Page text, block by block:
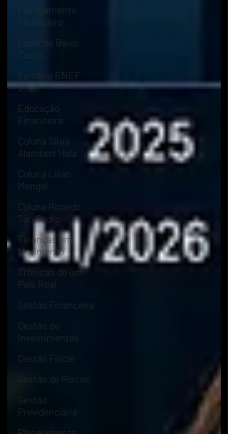
Planejamento
Financeiro
Lazer de Baixo
Custo
Semana ENEF
2026
Educação
Financeira
Coluna Silvia
Alambert Hala
Coluna Lilian
Mengel
Coluna Ricardo
São Pedro
Finanças em
Movimento
Crônicas de um
País Real
Gestão Financeira
Gestão de
Investimentos
Gestão Fiscal
Gestão de Riscos
Gestão
Previdenciária